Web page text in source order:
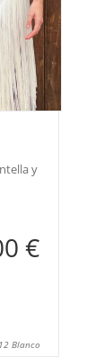
y
€
Blanco